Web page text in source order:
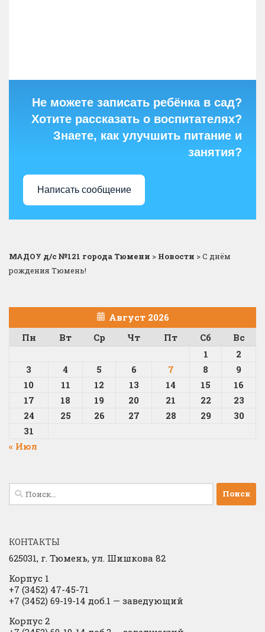
Не можете записать ребёнка в сад?
Хотите рассказать о воспитателях?
Знаете, как улучшить питание и
занятия?
Написать сообщение
МАДОУ д/с №121 города Тюмени > Новости >С днём
рождения Тюмень!
Август 2026
Пн
Вт Ср Чт Пт Сб
Вс
1
2
3
4 5 6 7 8
9
10
11 12 13 14 15
16
17
18 19 20 21 22
23
24
25 26 27 28 29
30
31
« Июл
Найти:
КОНТАКТЫ
625031, г. Тюмень, ул. Шишкова 82
Корпус 1
+7 (3452) 47-45-71
+7 (3452) 69-19-14 доб.1 — заведующий
Корпус 2